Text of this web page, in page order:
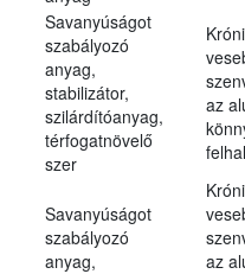
Savanyúságot
szabályozó
anyag,
stabilizátor,
szilárdítóanyag,
térfogatnövelő
szer
az
Savanyúságot
szabályozó
anyag,
az